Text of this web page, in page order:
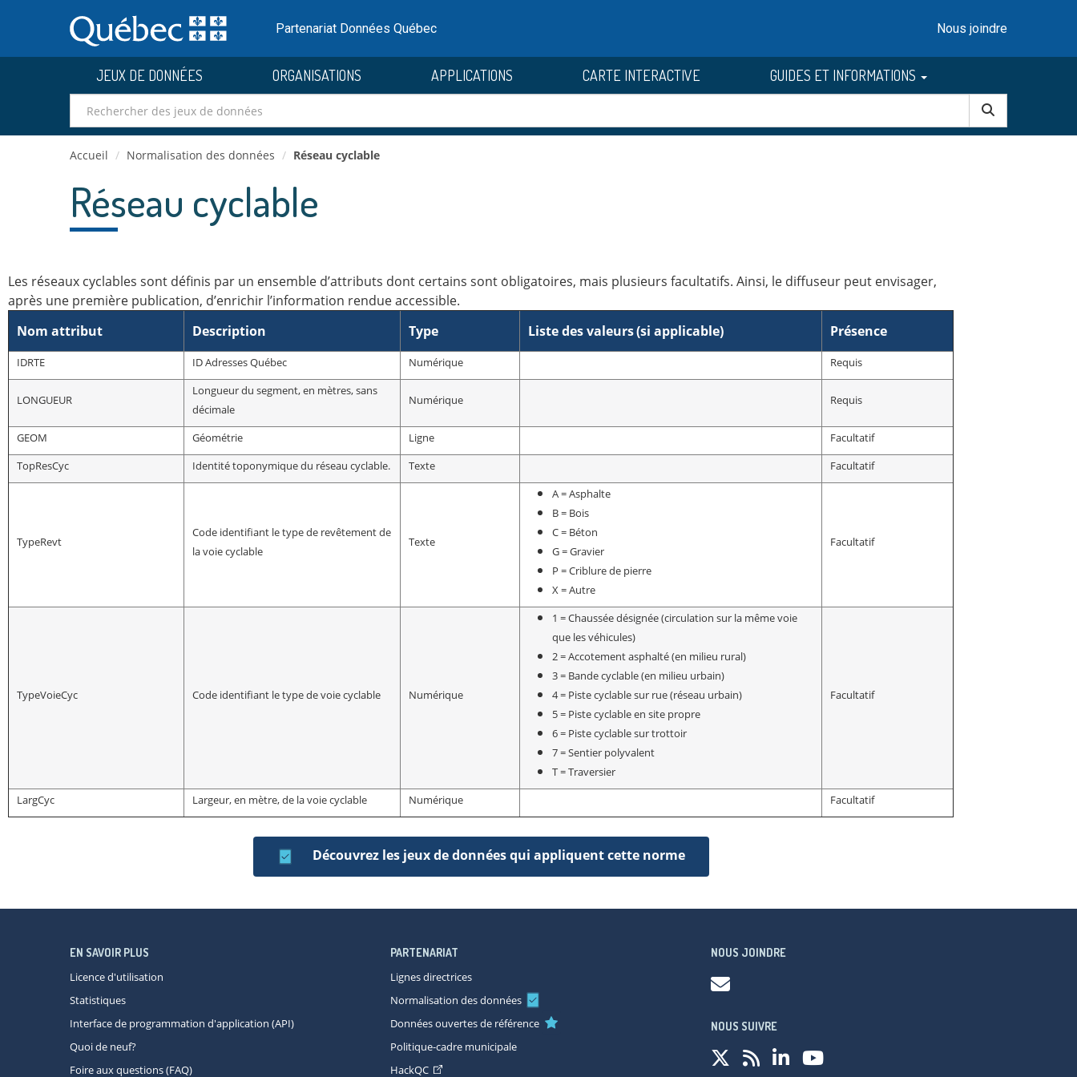
au
contenu
Partenariat Données Québec Nous joindre
JEUX DE DONNÉES ORGANISATIONS APPLICATIONS CARTE INTERACTIVE GUIDES ET INFORMATIONS
Accueil / Normalisation des données / Réseau cyclable
Réseau cyclable
Les réseaux cyclables sont définis par un ensemble d’attributs dont certains sont obligatoires, mais plusieurs facultatifs. Ainsi, le diffuseur peut envisager,
après une première publication, d’enrichir l’information rendue accessible.
Nom attribut
Description Type Liste des valeurs(si applicable) Présence
IDRTE ID Adresses Québec Numérique Requis
LONGUEUR
Longueur du segment, en mètres, sans
décimale
Numérique Requis
GEOM Géométrie Ligne
Facultatif
TopResCyc
Identité toponymique du réseau cyclable. Texte Facultatif
TypeRevt
Code identifiant le type de revêtement de
la voie cyclable
Texte
A = Asphalte
B = Bois
C = Béton
G = Gravier
P = Criblure de pierre
X = Autre
Facultatif
TypeVoieCyc Code identifiant le type de voie cyclable Numérique
1 = Chaussée désignée (circulation sur la même voie
que les véhicules)
2 = Accotement asphalté (en milieu rural)
3 = Bande cyclable (en milieu urbain)
4 = Piste cyclable sur rue (réseau urbain)
5 = Piste cyclable en site propre
6 = Piste cyclable sur trottoir
7 = Sentier polyvalent
T = Traversier
Facultatif
LargCyc Largeur, en mètre, de la voie cyclable Numérique Facultatif
Découvrez les jeux de données qui appliquent cette norme
EN SAVOIR PLUS
Licence d'utilisation
Statistiques
Interface de programmation d'application (API)
Quoi de neuf?
Foire aux questions (FAQ)
PARTENARIAT
Lignes directrices
Normalisation des données
Données ouvertes de référence
Politique-cadre municipale
HackQC
NOUS JOINDRE
NOUS SUIVRE